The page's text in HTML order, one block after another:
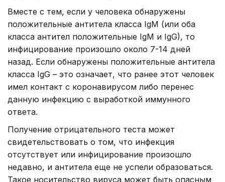
Вместе с тем, если у человека обнаружены
положительные антитела класса IgM (или оба
класса антител положительные IgM и IgG), то
инфицирование произошло около 7-14 дней
назад. Если обнаружены положительные антитела
класса IgG – это означает, что ранее этот человек
имел контакт с коронавирусом либо перенес
данную инфекцию с выработкой иммунного
ответа.
Получение отрицательного теста может
свидетельствовать о том, что инфекция
отсутствует или инфицирование произошло
недавно, и антитела еще не успели образоваться.
Такое носительство вируса может быть опасным